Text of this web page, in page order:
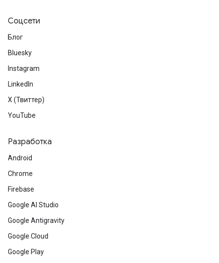
Соцсети
Блог
Bluesky
Instagram
LinkedIn
X (Твиттер)
YouTube
Разработка
Android
Chrome
Firebase
Google AI Studio
Google Antigravity
Google Cloud
Google Play